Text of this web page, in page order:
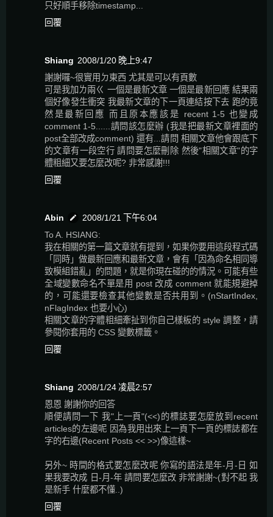
只好順手移除timestamp...
回覆
Shiang 2008/1/20 晚上9:47
謝謝囉~很實用ㄉ東西 尤其是可以有頁數
可是我加ㄌ兩ㄍ 一個是最新文章 一個是最新回應 結果兩
個好像發生衝突 我最新文章的下一頁連結按下去 跑的竟
然是最新回應 而且原本應該是 recent 1-5 也變成
comment 1-5......請問該怎麼辦 (我是把最新文章裡面的
post全部改成comment) 還有...請問 相關文章他會跟底下
的文章有一段空行 請問要怎麼刪除 然後"相關文章"的字
體粗細又要怎麼改呢? 非常感謝!!!
回覆
Abin
2008/1/21 下午6:04
To A. HSIANG:
我在相關的第一篇文章就有提到，如果你要用這段程式碼
「同時」做最新回應和最新文章，會有「因為命名相同導
致模組錯亂」的問題，就是你現在碰的的情況。可能有些
全域變數命名不單是用 post 改成 comment 就能規避掉
的，可能還要檢查其他變數是否共用到。(nStartIndex,
nFlagIndex 也要小心)
相關文章的字體粗細牽扯到你自己樣板的 style 調整，請
參閱你套用的 CSS 變數標籤。
回覆
Shiang 2008/1/24 凌晨2:57
恩恩 謝謝你的回答
順便請問一下 我"上一頁"(<<)的標誌要怎麼放到recent
articles的左邊呢 因為我用出來上一頁下一頁的標誌都在
字的右邊(Recent Posts << >>)像這樣~
另外~ 時間的格式要怎麼改呢 你寫的語法是年-月-日 如
果我要改成 日-月-年 請問要怎麼改 非常謝謝~(對不起 我
是新手 什麼都不懂..)
回覆